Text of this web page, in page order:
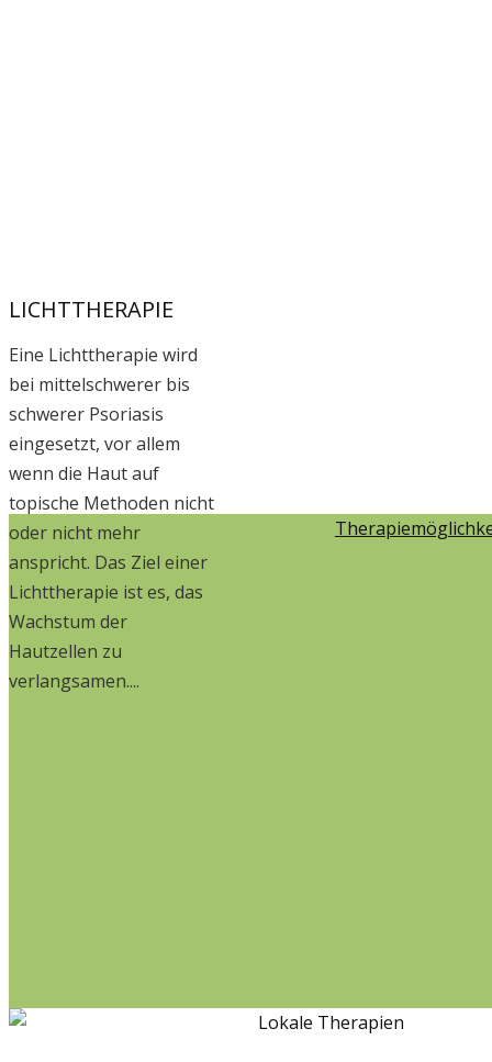
LICHTTHERAPIE
Eine Lichttherapie wird
bei mittelschwerer bis
schwerer Psoriasis
eingesetzt, vor allem
wenn die Haut auf
topische Methoden nicht
oder nicht mehr
anspricht. Das Ziel einer
Lichttherapie ist es, das
Wachstum der
Hautzellen zu
verlangsamen....